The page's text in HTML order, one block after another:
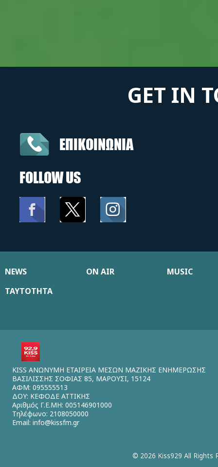
GET IN
ΕΠΙΚΟΙΝΩΝΙΑ
FOLLOW US
NEWS ON AIR
MUSIC
ΤΑΥΤΟΤΗΤΑ
KISS ΑΝΩΝΥΜΗ ΕΤΑΙΡΕΙΑ ΜΕΣΩΝ ΜΑΖΙΚΗΣ ΕΝΗΜΕΡΩΣΗΣ
ΒΑΣΙΛΙΣΣΗΣ ΣΟΦΙΑΣ 85, ΜΑΡΟΥΣΙ, 15124
ΑΦΜ: 095555513
ΔΟΥ: ΚΕΦΟΔΕ ΑΤΤΙΚΗΣ
Αριθμός Γ.Ε.ΜΗ: 005146901000
Τηλέφωνο: 2108050000
Email: info@kissfm.gr
© 2026 Kiss929 All Rights